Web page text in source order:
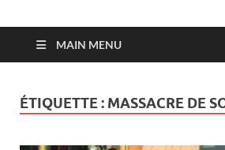
MAIN MENU
ÉTIQUETTE : MASSACRE DE